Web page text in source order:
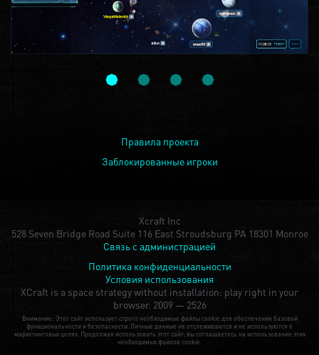
Правила проекта
Заблокированные игроки
Xcraft Inc
528 Seven Bridge Road Suite 116 East Stroudsburg PA 18301 Monroe
Связь с администрацией
Политика конфиденциальности
Условия использования
XCraft is a space strategy without installation: play right in your
browser. 2009 — 2526
Внимание: Этот сайт использует строго необходимые файлы cookie для обеспечения базовой
функциональности и безопасности. Личные данные не отслеживаются и не используются в
маркетинговых целях. Продолжая использовать этот сайт, вы соглашаетесь на использование этих
необходимых файлов cookie.